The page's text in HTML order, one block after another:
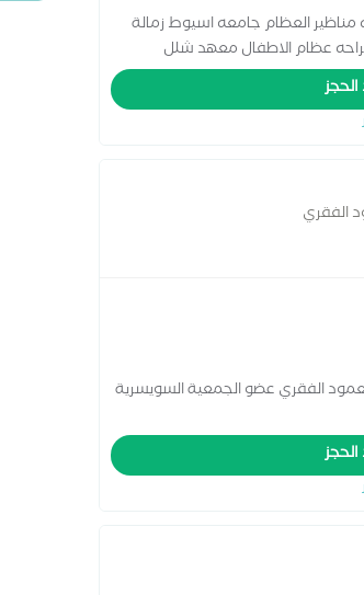
مناظير العظام جامعه اسيوط زمالة
جراحه عظام الاطفال معهد شلل
الفقري
الفقري عضو الجمعية السويسرية